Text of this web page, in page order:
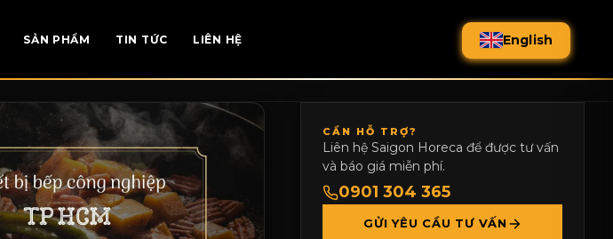
SẢN PHẨM TIN TỨC LIÊN HỆ English
CẦN HỖ TRỢ?
Liên hệ Saigon Horeca để được tư vấn
và báo giá miễn phí.
0901 304 365
GỬI YÊU CẦU TƯ VẤN